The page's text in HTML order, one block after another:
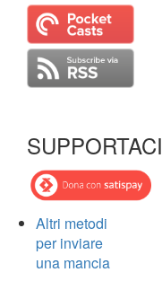
SUPPORTACI
Altri metodi
per inviare
una mancia